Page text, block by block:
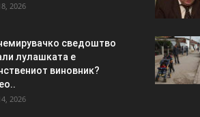
2026
сведоштво
лулашката е
виновник?
2026